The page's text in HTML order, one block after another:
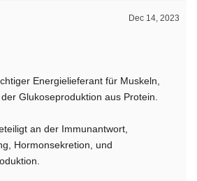
Dec 14, 2023
Energielieferant für Muskeln,
Glukoseproduktion aus Protein.
an der Immunantwort,
Hormonsekretion, und